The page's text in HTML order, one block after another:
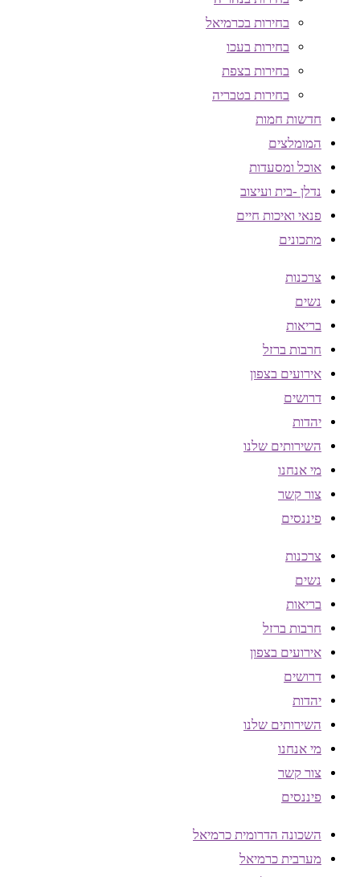
בחירות בכרמיאל
בחירות בעכו
בחירות בצפת
בחירות בטבריה
חדשות חמות
המומלצים
אוכל ומסעדות
נדלן -בית ועיצוב
פנאי ואיכות חיים
מתכונים
צרכנות
נשים
בריאות
חרבות ברזל
אירועים בצפון
דרושים
יהדות
השירותים שלנו
מי אנחנו
צור קשר
פיננסים
צרכנות
נשים
בריאות
חרבות ברזל
אירועים בצפון
דרושים
יהדות
השירותים שלנו
מי אנחנו
צור קשר
פיננסים
השכונה הדרומית כרמיאל
מערבית כרמיאל